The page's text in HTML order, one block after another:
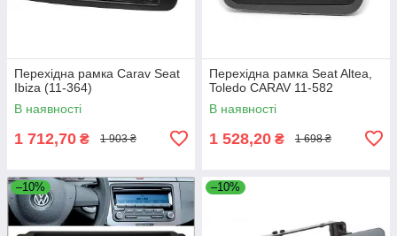
Перехідна рамка Carav Seat
Ibiza (11-364)
В наявності
1 712,70 ₴ 1 903 ₴
Перехідна рамка Seat Altea,
Toledo CARAV 11-582
В наявності
1 528,20 ₴ 1 698 ₴
–10% –10%